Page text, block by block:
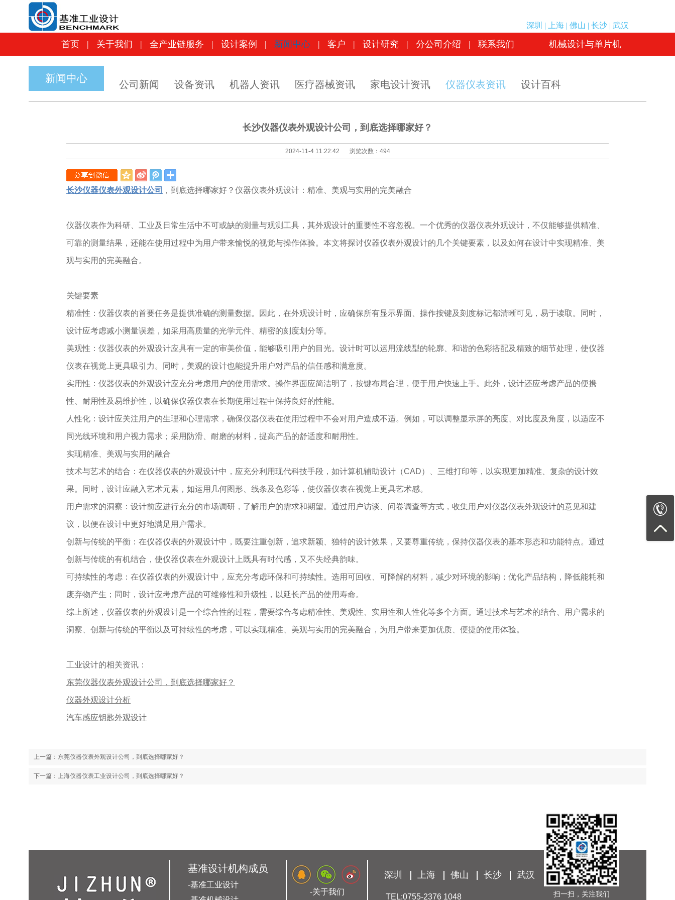
首页 关于我们
深圳 | 上海 | 佛山 | 长沙 | 武汉
首页 | 关于我们 | 全产业链服务 | 设计案例 | 新闻中心 | 客户 | 设计研究 | 分公司介绍 | 联系我们 机械设计与单片机
新闻中心
公司新闻 设备资讯 机器人资讯 医疗器械资讯 家电设计资讯 仪器仪表资讯 设计百科
长沙仪器仪表外观设计公司，到底选择哪家好？
2024-11-4 11:22:42 浏览次数： 494
QQ
空
间
新
浪
微
腾
讯
长沙仪器仪表外观设计公司 ，到底选择哪家好？仪器仪表外观设计：精准、美观与实用的完美融合
仪器仪表作为科研、工业及日常生活中不可或缺的测量与观测工具，其外观设计的重要性不容忽视。一个优秀的仪器仪表外观设计，不仅能够提供精准、
可靠的测量结果，还能在使用过程中为用户带来愉悦的视觉与操作体验。本文将探讨仪器仪表外观设计的几个关键要素，以及如何在设计中实现精准、美
观与实用的完美融合。
关键要素
精准性：仪器仪表的首要任务是提供准确的测量数据。因此，在外观设计时，应确保所有显示界面、操作按键及刻度标记都清晰可见，易于读取。同时，
设计应考虑减小测量误差，如采用高质量的光学元件、精密的刻度划分等。
美观性：仪器仪表的外观设计应具有一定的审美价值，能够吸引用户的目光。设计时可以运用流线型的轮廓、和谐的色彩搭配及精致的细节处理，使仪器
仪表在视觉上更具吸引力。同时，美观的设计也能提升用户对产品的信任感和满意度。
实用性：仪器仪表的外观设计应充分考虑用户的使用需求。操作界面应简洁明了，按键布局合理，便于用户快速上手。此外，设计还应考虑产品的便携
性、耐用性及易维护性，以确保仪器仪表在长期使用过程中保持良好的性能。
人性化：设计应关注用户的生理和心理需求，确保仪器仪表在使用过程中不会对用户造成不适。例如，可以调整显示屏的亮度、对比度及角度，以适应不
同光线环境和用户视力需求；采用防滑、耐磨的材料，提高产品的舒适度和耐用性。
实现精准、美观与实用的融合
技术与艺术的结合：在仪器仪表的外观设计中，应充分利用现代科技手段，如计算机辅助设计（CAD）、三维打印等，以实现更加精准、复杂的设计效
果。同时，设计应融入艺术元素，如运用几何图形、线条及色彩等，使仪器仪表在视觉上更具艺术感。
用户需求的洞察：设计前应进行充分的市场调研，了解用户的需求和期望。通过用户访谈、问卷调查等方式，收集用户对仪器仪表外观设计的意见和建
议，以便在设计中更好地满足用户需求。
创新与传统的平衡：在仪器仪表的外观设计中，既要注重创新，追求新颖、独特的设计效果，又要尊重传统，保持仪器仪表的基本形态和功能特点。通过
创新与传统的有机结合，使仪器仪表在外观设计上既具有时代感，又不失经典韵味。
可持续性的考虑：在仪器仪表的外观设计中，应充分考虑环保和可持续性。选用可回收、可降解的材料，减少对环境的影响；优化产品结构，降低能耗和
废弃物产生；同时，设计应考虑产品的可维修性和升级性，以延长产品的使用寿命。
综上所述，仪器仪表的外观设计是一个综合性的过程，需要综合考虑精准性、美观性、实用性和人性化等多个方面。通过技术与艺术的结合、用户需求的
洞察、创新与传统的平衡以及可持续性的考虑，可以实现精准、美观与实用的完美融合，为用户带来更加优质、便捷的使用体验。
工业设计的相关资讯：
东莞仪器仪表外观设计公司，到底选择哪家好？
仪器外观设计分析
汽车感应钥匙外观设计
上一篇： 东莞仪器仪表外观设计公司，到底选择哪家好？
下一篇： 上海仪器仪表工业设计公司，到底选择哪家好？
基准设计机构成员
-基准工业设计
-关于我们
深圳 上海 佛山 长沙 武汉
TEL:0755-2376 1048 扫一扫，关注我们